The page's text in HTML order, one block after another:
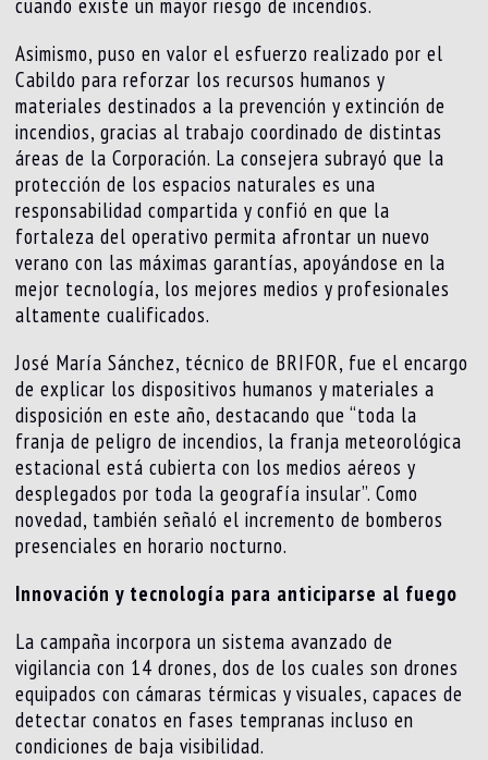
Asimismo, puso en valor el esfuerzo realizado por el
Cabildo para reforzar los recursos humanos y
materiales destinados a la prevención y extinción de
incendios, gracias al trabajo coordinado de distintas
áreas de la Corporación. La consejera subrayó que la
protección de los espacios naturales es una
responsabilidad compartida y confió en que la
fortaleza del operativo permita afrontar un nuevo
verano con las máximas garantías, apoyándose en la
mejor tecnología, los mejores medios y profesionales
altamente cualificados.
José María Sánchez, técnico de BRIFOR, fue el encargo
de explicar los dispositivos humanos y materiales a
disposición en este año, destacando que “toda la
franja de peligro de incendios, la franja meteorológica
estacional está cubierta con los medios aéreos y
desplegados por toda la geografía insular”. Como
novedad, también señaló el incremento de bomberos
presenciales en horario nocturno.
Innovación y tecnología para anticiparse al fuego
La campaña incorpora un sistema avanzado de
vigilancia con 14 drones, dos de los cuales son drones
equipados con cámaras térmicas y visuales, capaces de
detectar conatos en fases tempranas incluso en
condiciones de baja visibilidad.